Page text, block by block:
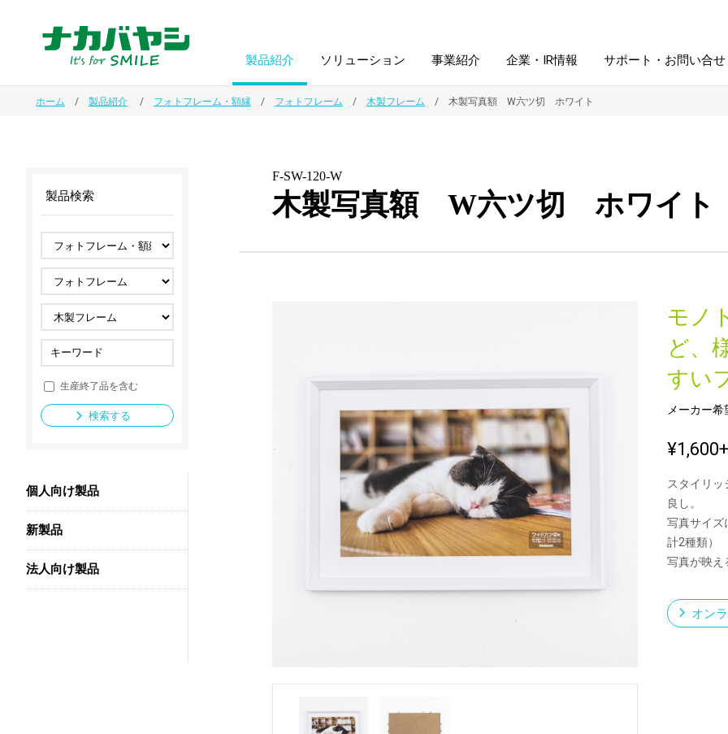
製品紹介
ノート・紙製品
ファイル・
ホルダー用品
スマートフォン・
タブレット関連
防災・
セキュリティ用品
法人向け製品 新製品一覧
ソリューション
オーダー手帳・ノベルティ制作 学校ソリューション
ドキュメントスキャニングサービス
導入事例
事業紹介 企業・IR情報
IR情報 沿革
サステナビリティ
サポート・お問い合せ
ホーム 製品紹介 フォトフレーム・額縁 フォトフレーム 木製フレーム 木製写真額 W六ツ切 ホワイト
F-SW-120-W
木製写真額 W六ツ切 ホワイト
モノ
ど、
すい
メーカー
¥1,600
スタイリ
良し。
写真サイズ
計2種類）
写真が映え
オン
製品検索
生産終了品を含む
検索する
個人向け製品
新製品
法人向け製品